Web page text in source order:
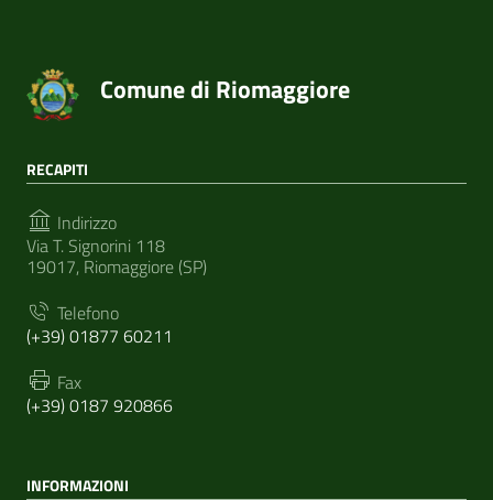
Comune di Riomaggiore
RECAPITI
Indirizzo
Via T. Signorini 118
19017, Riomaggiore (SP)
Telefono
(+39) 01877 60211
Fax
(+39) 0187 920866
INFORMAZIONI